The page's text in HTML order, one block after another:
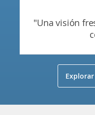
"una visión fresca de un mundo poco